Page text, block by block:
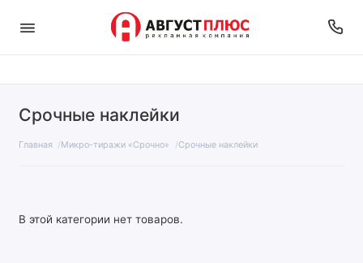
Срочные наклейки
Главная Микро-тиражи «Срочно» Срочные наклейки
В этой категории нет товаров.